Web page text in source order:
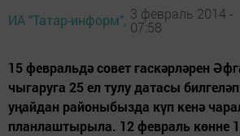
ИА "Татар-информ", 3 февраль 2014 -
07:58
15 февральдә совет гаскәрләрен
чыгаруга 25 ел тулу датасы
уңайдан районыбызда күп кенә
планлаштырыла. 12 февраль көнне